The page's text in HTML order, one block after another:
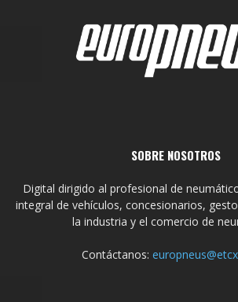
SOBRE NOSOTROS
Digital dirigido al profesional de
integral de vehículos, concesionarios,
la industria y el comercio de
Contáctanos: